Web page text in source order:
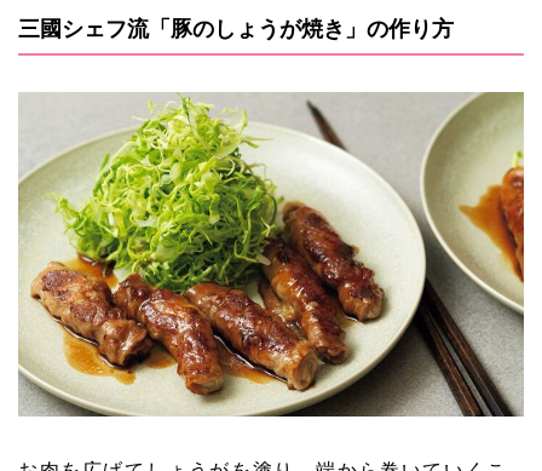
三國シェフ流「豚のしょうが焼き」の作り方